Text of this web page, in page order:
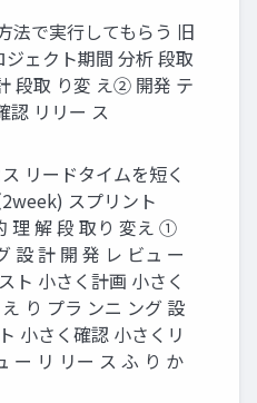
法で実⾏してもらう 旧
ェクト期間 分析 段取
段取 り変 え② 開発 テ
認 リリー ス
リードタイムを短く
スプリント
理 解 段 取り 変え ①
設 計 開 発 レ ビュ ー
ト 小さく計画 小さく
り プラ ンニ ング 設
小さく確認 小さくリ
ー リ リー ス ふ り か